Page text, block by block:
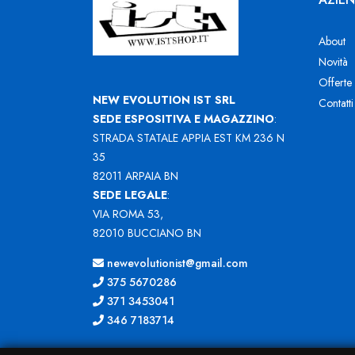
NEW EVOLUTION IST SRL
SEDE ESPOSITIVA E MAGAZZINO:
STRADA STATALE APPIA EST KM 236 N
35
82011 ARPAIA BN
SEDE LEGALE:
VIA ROMA 53,
82010 BUCCIANO BN
newevolutionist@gmail.com
375 5670286
371 3453041
346 7183714
About
Novità
Offerte
Contatti